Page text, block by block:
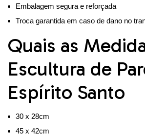
Embalagem segura e reforçada
Troca garantida em caso de dano no
Quais as
Escultura de
Espírito Santo
30 x 28cm
45 x 42cm